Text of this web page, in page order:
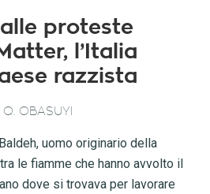
proteste
l’Italia
razzista
OBASUYI
uomo originario della
le fiamme che hanno avvolto il
dove si trovava per lavorare